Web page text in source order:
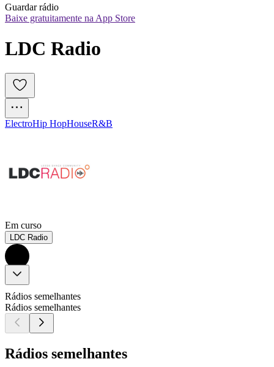
Guardar rádio
Baixe gratuitamente na App Store
LDC Radio
ElectroHip HopHouseR&B
Em curso
LDC Radio
Rádios semelhantes
Rádios semelhantes
Rádios semelhantes